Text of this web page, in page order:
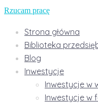
Rzucam pracę
Strona główna
Biblioteka
Blog
Inwestycje
Inwestycje w
Inwestycje w